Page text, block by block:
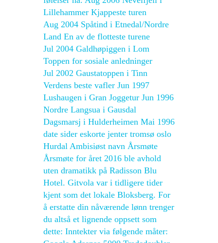
Lillehammer Kjappeste turen
Aug 2004 Spåtind i Etnedal/Nordre
Land En av de flotteste turene
Jul 2004 Galdhøpiggen i Lom
Toppen for sosiale anledninger
Jul 2002 Gaustatoppen i Tinn
Verdens beste vafler Jun 1997
Lushaugen i Gran Joggetur Jun 1996
Nordre Langsua i Gausdal
Dagsmarsj i Hulderheimen Mai 1996
date sider eskorte jenter tromsø oslo
Hurdal Ambisiøst navn Årsmøte
Årsmøte for året 2016 ble avhold
uten dramatikk på Radisson Blu
Hotel. Gitvola var i tidligere tider
kjent som det lokale Bloksberg. For
å erstatte din nåværende lønn trenger
du altså et lignende oppsett som
dette: Inntekter via følgende måter: